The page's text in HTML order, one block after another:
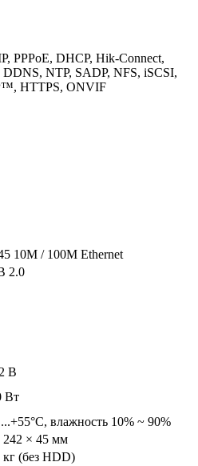
PPPoE, DHCP, Hik-Connect,
NTP, SADP, NFS, iSCSI,
HTTPS, ONVIF
10M / 100M Ethernet
2.0
В
Вт
влажность 10% ~ 90%
242 × 45 мм
кг (без HDD)